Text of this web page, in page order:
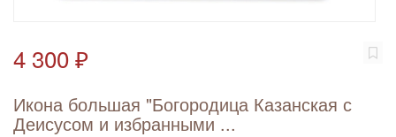
4 300 ₽
Икона большая "Богородица Казанская с
Деисусом и избранными ...